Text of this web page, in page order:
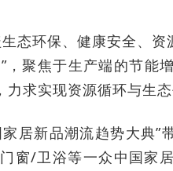
生态环保、健康安全、
，聚焦于生产端的节能
求实现资源循环与生态
居新品潮流趋势大典
窗/卫浴等一众中国家